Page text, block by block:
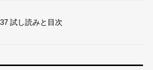
試し読みと目次